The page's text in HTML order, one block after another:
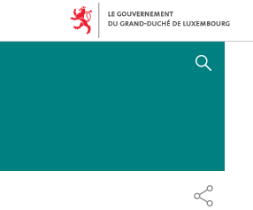
AFFICHER / MASQUER